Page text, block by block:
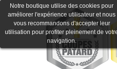
Notre boutique utilise des cookies pour
améliorer l'expérience utilisateur et nous
vous recommandons d'accepter leur
utilisation pour profiter pleinement de
navigation.